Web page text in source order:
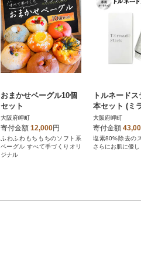
おまかせベーグル10個
セット
大阪府岬町
寄付金額 12,000円
ふわふわもちもちのソフト系
ベーグル すべて手づくりオリ
ジナル
トルネード
本セット (ミ
ーズ専用カー
大阪府岬町
寄付金額
塩素80%除去の
さらにお肌に優